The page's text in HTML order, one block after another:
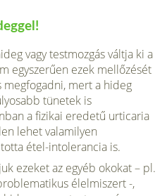
vagy testmozgás váltja ki a
egyszerűen ezek mellőzését
megfogadni, mert a hideg
tünetek is
a fizikai eredetű urticaria
lehet valamilyen
étel-intolerancia is.
ezeket az egyéb okokat – pl.
élelmiszert -,